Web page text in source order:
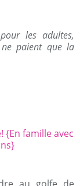
les adultes,
paient que la